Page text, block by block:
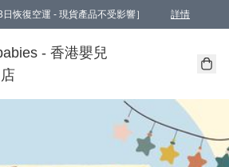
恢復空運 - 現貨產品不受影響］ 詳情
優惠！(部份超優惠產品 & 品牌指定價除外)
- 香港嬰兒